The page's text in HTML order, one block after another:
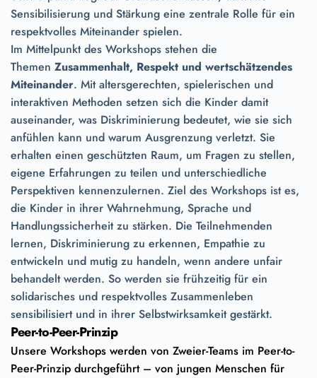
Sensibilisierung und Stärkung eine zentrale Rolle für ein
respektvolles Miteinander spielen.
Im Mittelpunkt des Workshops stehen die
Themen Zusammenhalt, Respekt und wertschätzendes
Miteinander. Mit altersgerechten, spielerischen und
interaktiven Methoden setzen sich die Kinder damit
auseinander, was Diskriminierung bedeutet, wie sie sich
anfühlen kann und warum Ausgrenzung verletzt. Sie
erhalten einen geschützten Raum, um Fragen zu stellen,
eigene Erfahrungen zu teilen und unterschiedliche
Perspektiven kennenzulernen. Ziel des Workshops ist es,
die Kinder in ihrer Wahrnehmung, Sprache und
Handlungssicherheit zu stärken. Die Teilnehmenden
lernen, Diskriminierung zu erkennen, Empathie zu
entwickeln und mutig zu handeln, wenn andere unfair
behandelt werden. So werden sie frühzeitig für ein
solidarisches und respektvolles Zusammenleben
sensibilisiert und in ihrer Selbstwirksamkeit gestärkt.
Peer-to-Peer-Prinzip
Unsere Workshops werden von Zweier-Teams im Peer-to-
Peer-Prinzip durchgeführt – von jungen Menschen für